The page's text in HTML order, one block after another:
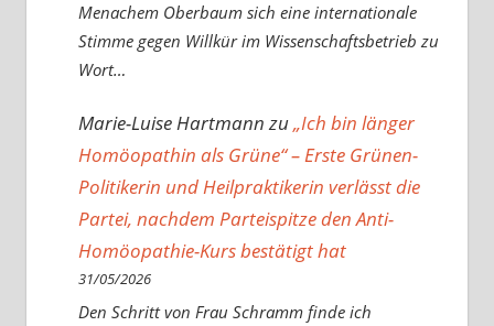
Menachem Oberbaum sich eine internationale
Stimme gegen Willkür im Wissenschaftsbetrieb zu
Wort…
Marie-Luise Hartmannzu„Ich bin länger
Homöopathin als Grüne“ – Erste Grünen-
Politikerin und Heilpraktikerin verlässt die
Partei, nachdem Parteispitze den Anti-
Homöopathie-Kurs bestätigt hat
31/05/2026
Den Schritt von Frau Schramm finde ich